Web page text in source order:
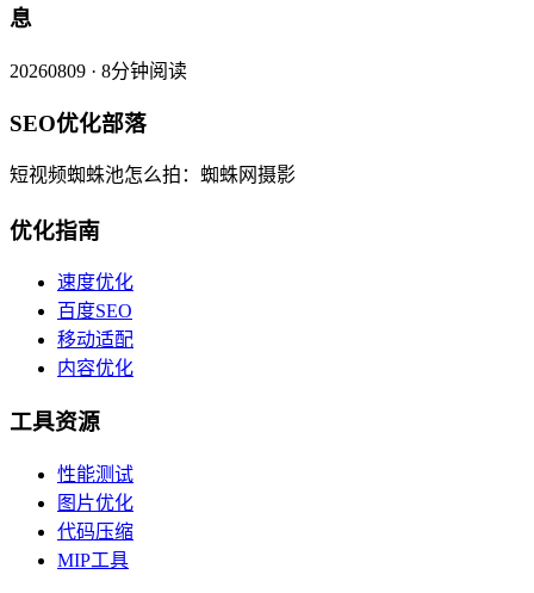
息
20260809 · 8分钟阅读
SEO优化部落
短视频蜘蛛池怎么拍：蜘蛛网摄影
优化指南
速度优化
百度SEO
移动适配
内容优化
工具资源
性能测试
图片优化
代码压缩
MIP工具